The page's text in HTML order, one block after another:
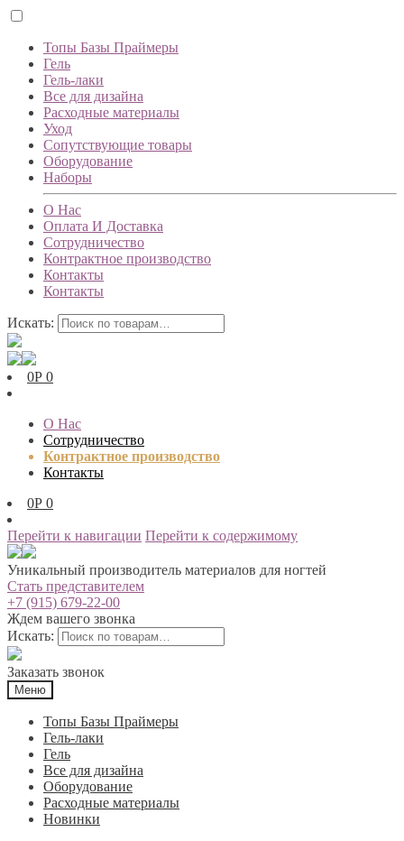
Топы Базы Праймеры
Гель
Гель-лаки
Все для дизайна
Расходные материалы
Уход
Сопутствующие товары
Оборудование
Наборы
О Нас
Оплата И Доставка
Сотрудничество
Контрактное производство
Контакты
Контакты
Искать:
0Р 0
О Нас
Сотрудничество
Контрактное производство
Контакты
0Р 0
Перейти к навигации Перейти к содержимому
Уникальный производитель материалов для ногтей
Стать представителем
+7 (915) 679-22-00
Ждем вашего звонка
Искать:
Заказать звонок
Меню
Топы Базы Праймеры
Гель-лаки
Гель
Все для дизайна
Оборудование
Расходные материалы
Новинки